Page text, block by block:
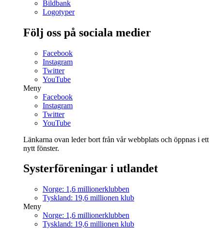
Bildbank
Logotyper
Följ oss på sociala medier
Facebook
Instagram
Twitter
YouTube
Meny
Facebook
Instagram
Twitter
YouTube
Länkarna ovan leder bort från vår webbplats och öppnas i ett
nytt fönster.
Systerföreningar i utlandet
Norge: 1,6 millionerklubben
Tyskland: 19,6 millionen klub
Meny
Norge: 1,6 millionerklubben
Tyskland: 19,6 millionen klub